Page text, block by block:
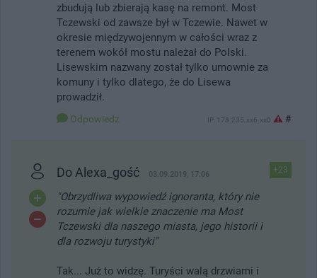
zbudują lub zbierają kasę na remont. Most
Tczewski od zawsze był w Tczewie. Nawet w
okresie międzywojennym w całości wraz z
terenem wokół mostu należał do Polski.
Lisewskim nazwany został tylko umownie za
komuny i tylko dlatego, że do Lisewa
prowadził.
Odpowiedz IP: 178.235.xx6.xx0 #
+23
Do Alexa_gość 03.09.2019, 17:06
"Obrzydliwa wypowiedź ignoranta, który nie
rozumie jak wielkie znaczenie ma Most
Tczewski dla naszego miasta, jego historii i
dla rozwoju turystyki"
Tak... Już to widzę. Turyści walą drzwiami i